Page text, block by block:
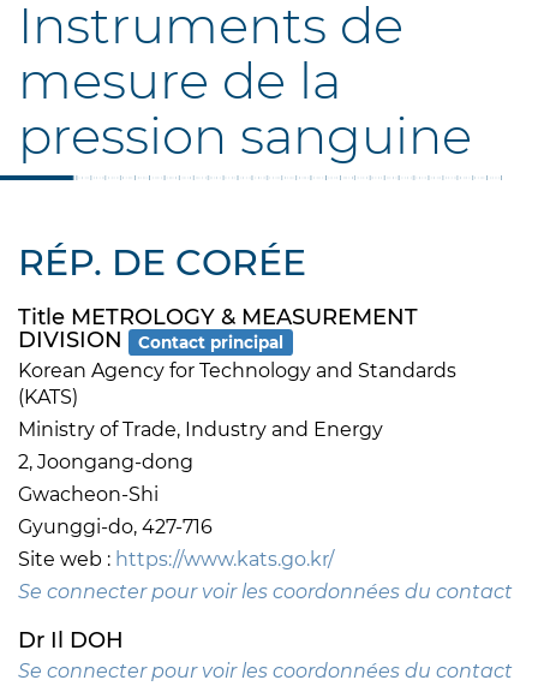
Instruments de
mesure de la
pression sanguine
RÉP. DE CORÉE
Title METROLOGY & MEASUREMENT
DIVISION
Contact principal
Korean Agency for Technology and Standards
(KATS)
Ministry of Trade, Industry and Energy
2, Joongang-dong
Gwacheon-Shi
Gyunggi-do, 427-716
Site web : https://www.kats.go.kr/
Se connecter pour voir les coordonnées du contact
Dr Il DOH
Se connecter pour voir les coordonnées du contact